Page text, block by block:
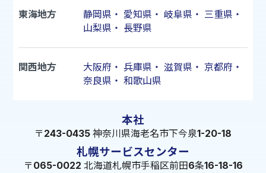
東海地方 静岡県 ・ 愛知県 ・ 岐阜県 ・ 三重県 ・
山梨県 ・ 長野県
関西地方 大阪府 ・ 兵庫県 ・ 滋賀県 ・ 京都府 ・
奈良県 ・ 和歌山県
本社
〒243-0435 神奈川県海老名市下今泉1-20-18
札幌サービスセンター
〒065-0022 北海道札幌市手稲区前田6条16-18-16